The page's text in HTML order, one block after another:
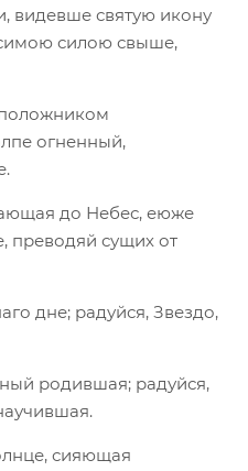
видевше святую икону
силою свыше,
огненный,
до Небес, еюже
преводяй сущих от
дне; радуйся, Звездо,
родившая; радуйся,
сияющая